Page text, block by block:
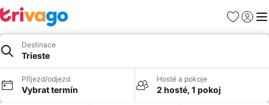
Oblíbené
Destinace
Trieste
Příjezd/odjezd
Vybrat termín
Hosté a pokoje
2 hosté, 1 pokoj